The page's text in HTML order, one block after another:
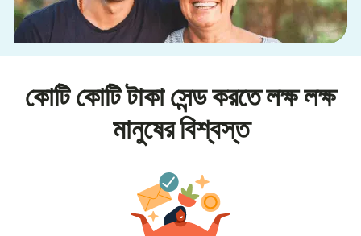
কোটি কোটি টাকা সেন্ড করতে লক্ষ লক্ষ
মানুষের বিশ্বস্ত